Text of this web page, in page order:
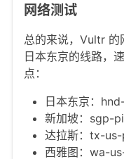
网络测试
总的来说，Vultr 的
日本东京的线路，
点：
日本东京：
新加坡：sgp-
达拉斯：tx-
西雅图：wa-